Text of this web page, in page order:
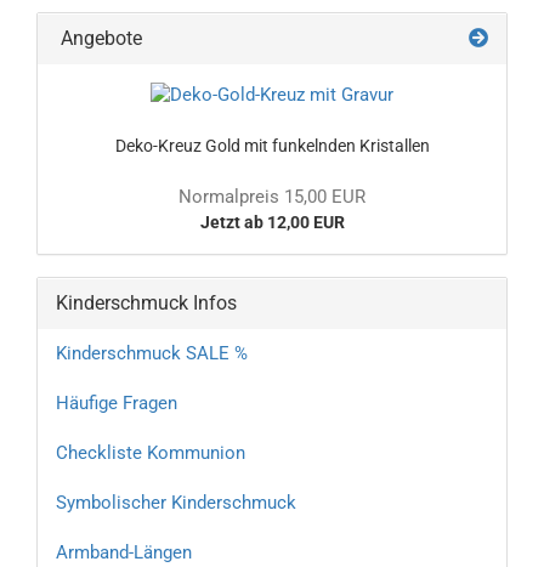
Angebote
Deko-Kreuz Gold mit funkelnden Kristallen
Normalpreis 15,00 EUR
Jetzt ab 12,00 EUR
Kinderschmuck Infos
Kinderschmuck SALE %
Häufige Fragen
Checkliste Kommunion
Symbolischer Kinderschmuck
Armband-Längen